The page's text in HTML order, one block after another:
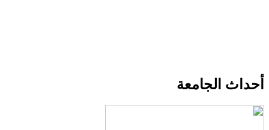
أحداث الجامعة